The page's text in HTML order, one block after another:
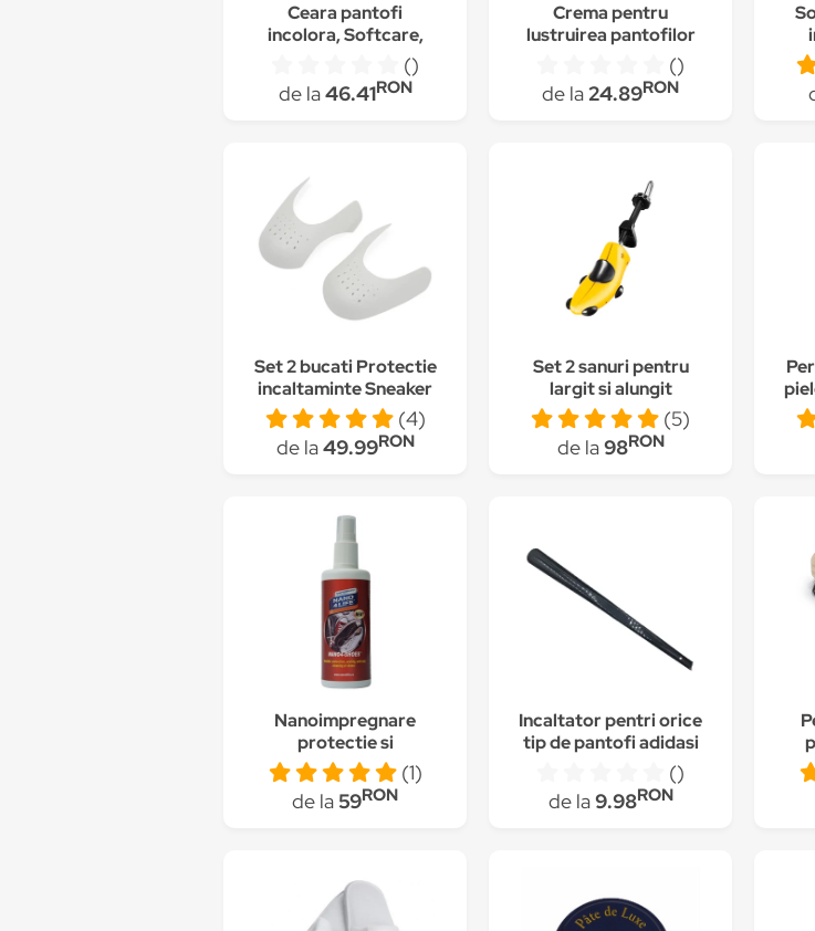
Ceara pantofi
incolora, Softcare,
()
de la46.41RON
Crema pentru
lustruirea pantofilor
Collonil, Sneaker
White, Alb, 100 ml
()
de la24.89RON
Set 2 bucati Protectie
incaltaminte Sneaker
Doctor Shoe Shields
(4)
de la49.99RON
Set 2 sanuri pentru
largit si alungit
pantofi, din plastic,
marime 39-43, galben
(5)
de la98RON
Nanoimpregnare
protectie si
hidrofobizare
incaltaminte, Nano4-
Shoes, 200ml
(1)
de la59RON
Incaltator pentri orice
tip de pantofi adidasi
sau incaltaminte 55
cm negru, Dalimag
()
de la9.98RON